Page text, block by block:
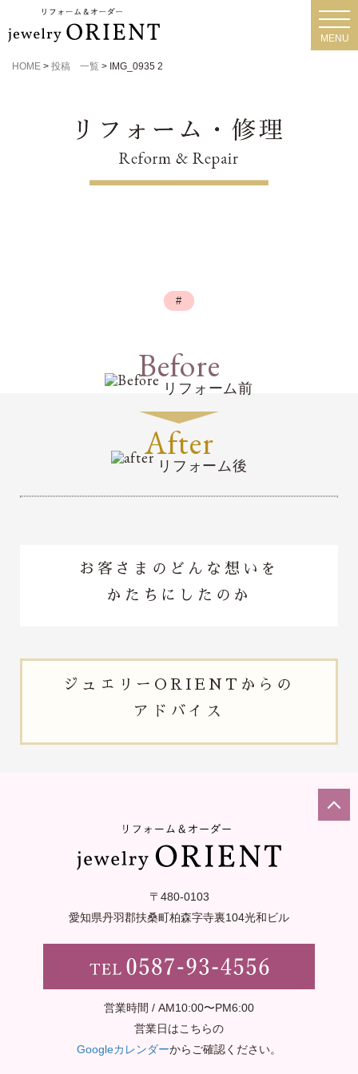
MENU
HOME > 投稿 一覧 > IMG_0935 2
#
Before
リフォーム前
After
リフォーム後
お客さまのどんな想いを
かたちにしたのか
ジュエリー ORIENTからの
アドバイス
〒480-0103
愛知県丹羽郡扶桑町柏森字寺裏104光和ビル
営業時間 / AM10:00〜PM6:00
営業日はこちらの
Googleカレンダーからご確認ください。